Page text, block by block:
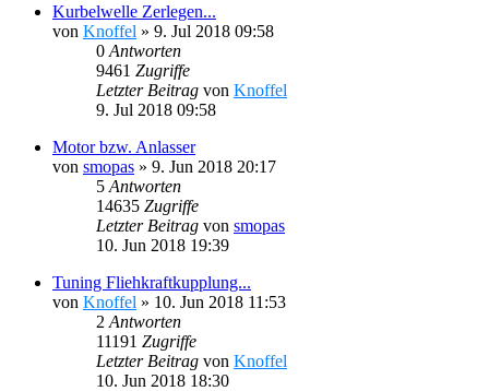
Kurbelwelle Zerlegen...
von Knoffel » 9. Jul 2018 09:58
0 Antworten
9461 Zugriffe
Letzter Beitrag von Knoffel
9. Jul 2018 09:58
Motor bzw. Anlasser
von smopas » 9. Jun 2018 20:17
5 Antworten
14635 Zugriffe
Letzter Beitrag von smopas
10. Jun 2018 19:39
Tuning Fliehkraftkupplung...
von Knoffel » 10. Jun 2018 11:53
2 Antworten
11191 Zugriffe
Letzter Beitrag von Knoffel
10. Jun 2018 18:30